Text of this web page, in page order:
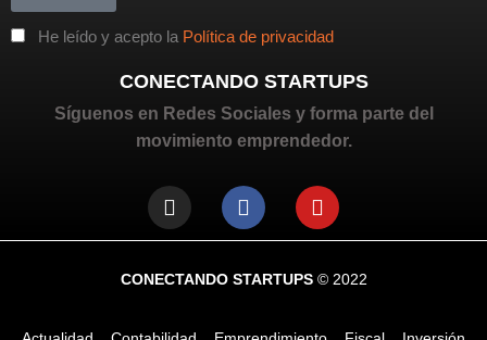
He leído y acepto la Política de privacidad
CONECTANDO STARTUPS
Síguenos en Redes Sociales y forma parte del
movimiento emprendedor.
CONECTANDO STARTUPS© 2022